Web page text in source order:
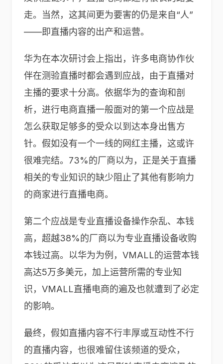
走。当然，这其间更为要害的仍是来自“人”
——即直播内容的出产和运营。
华为在本次研讨会上指出，许多电商协作伙
伴在测验直播时都会遇到应战，由于直播对
主播的要求十分高。依据华为的查询和剖
析，进行电商直播一般面对的第一个应战是
怎么获取足够多的受众以到达本身出售方
针。假如没有一个一线的网红主播，这或许
很难完结。73%的厂商以为，正是关于直播
相关的专业知识的缺少阻止了其他有影响力
的商家进行直播电商。
第二个应战是专业直播设备操作杂乱、本钱
高，超越38%的厂商以为专业直播设备收购
本钱过高。以华为为例，VMALL的运营本钱
高达5万多美元，加上运营所需的专业知
识，VMALL直播电商的遍及也就遭到了必定
的影响。
最终，假如直播内容不行丰厚或互动性不行
的直播内容，也很难留住该频道的受众，